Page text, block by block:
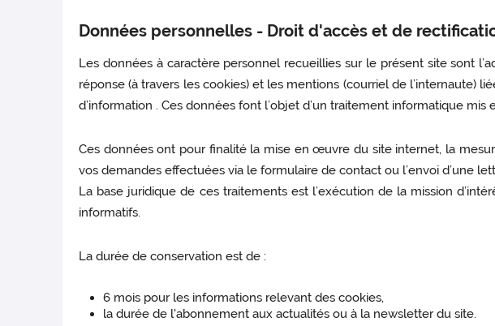
Données personnelles - Droit d'accès et de
Les données à caractère personnel recueillies sur le présent site sont
réponse (à travers les cookies) et les mentions (courriel de l’internaute)
d’information . Ces données font l’objet d’un traitement informatique
Ces données ont pour finalité la mise en œuvre du site internet, la
vos demandes effectuées via le formulaire de contact ou l’envoi d’une
La base juridique de ces traitements est l’exécution de la mission
informatifs.
La durée de conservation est de :
6 mois pour les informations relevant des cookies,
la durée de l'abonnement aux actualités ou à la newsletter du site.